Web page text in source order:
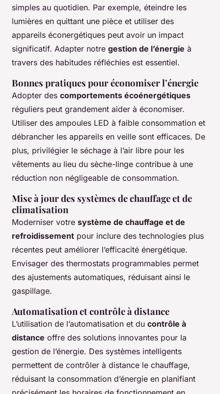
simples au quotidien. Par exemple, éteindre les
lumières en quittant une pièce et utiliser des
appareils éconergétiques peut avoir un impact
significatif. Adapter notre gestion de l’énergie à
travers des habitudes réfléchies est essentiel.
Bonnes pratiques pour économiser l’énergie
Adopter des comportements écoénergétiques
réguliers peut grandement aider à économiser.
Utiliser des ampoules LED à faible consommation et
débrancher les appareils en veille sont efficaces. De
plus, privilégier le séchage à l’air libre pour les
vêtements au lieu du sèche-linge contribue à une
réduction non négligeable de consommation.
Mise à jour des systèmes de chauffage et de
climatisation
Moderniser votre système de chauffage et de
refroidissement pour inclure des technologies plus
récentes peut améliorer l’efficacité énergétique.
Envisager des thermostats programmables permet
des ajustements automatiques, réduisant ainsi le
gaspillage.
Automatisation et contrôle à distance
L’utilisation de l’automatisation et du contrôle à
distance offre des solutions innovantes pour la
gestion de l’énergie. Des systèmes intelligents
permettent de contrôler à distance le chauffage,
réduisant la consommation d’énergie en planifiant